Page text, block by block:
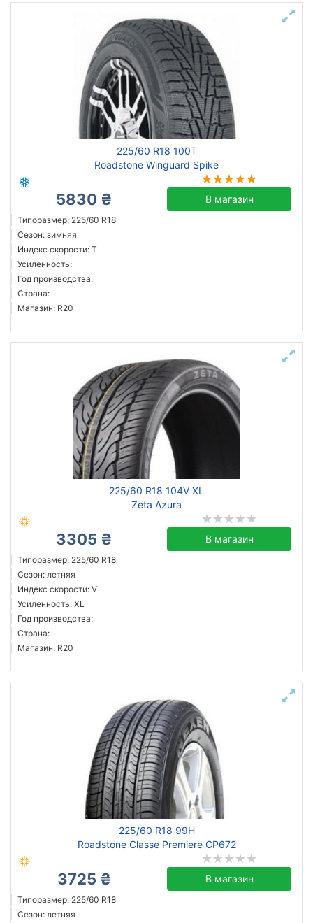
225/60 R18 100T
Roadstone Winguard Spike
5830 ₴ В магазин
Типоразмер: 225/60 R18
Сезон: зимняя
Индекс скорости: T
Усиленность:
Год производства:
Страна:
Магазин: R20
225/60 R18 104V XL
Zeta Azura
3305 ₴ В магазин
Типоразмер: 225/60 R18
Сезон: летняя
Индекс скорости: V
Усиленность: XL
Год производства:
Страна:
Магазин: R20
225/60 R18 99H
Roadstone Classe Premiere CP672
3725 ₴ В магазин
Типоразмер: 225/60 R18
Сезон: летняя